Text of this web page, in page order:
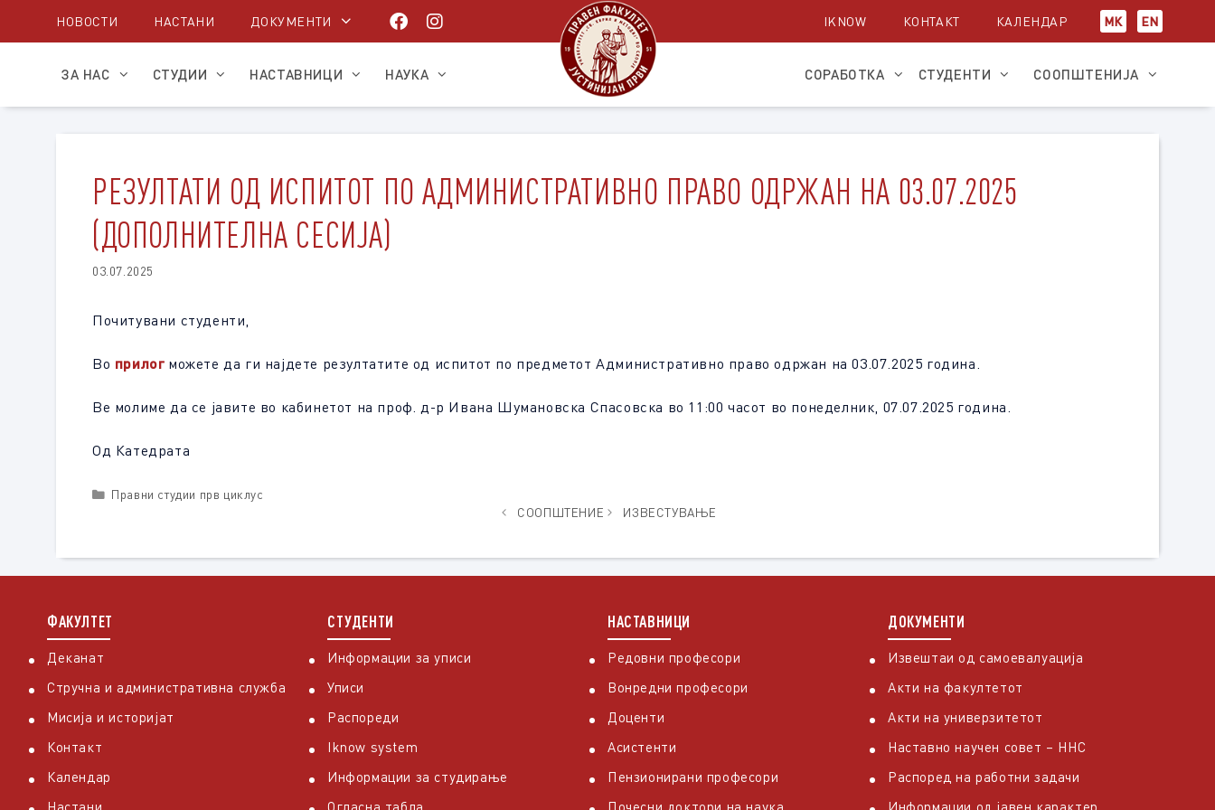
НОВОСТИ НАСТАНИ ДОКУМЕНТИ IKNOW КОНТАКТ КАЛЕНДАР МК EN
ЗА НАС СТУДИИ НАСТАВНИЦИ НАУКА СОРАБОТКА СТУДЕНТИ СООПШТЕНИЈА
РЕЗУЛТАТИ ОД ИСПИТОТ ПО АДМИНИСТРАТИВНО ПРАВО ОДРЖАН НА 03.07.2025
(ДОПОЛНИТЕЛНА СЕСИЈА)
03.07.2025
Почитувани студенти,
Во прилог можете да ги најдете резултатите од испитот по предметот Административно право одржан на 03.07.2025 година.
Ве молиме да се јавите во кабинетот на проф. д-р Ивана Шумановска Спасовска во 11:00 часот во понеделник, 07.07.2025 година.
Од Катедрата
Categories
Правни студии прв циклус
СООПШТЕНИЕ
ИЗВЕСТУВАЊЕ
ФАКУЛТЕТ
Деканат
Стручна и административна служба
Мисија и историјат
Контакт
Календар
СТУДЕНТИ
Информации за уписи
Уписи
Распореди
Iknow system
Информации за студирање
НАСТАВНИЦИ
Редовни професори
Вонредни професори
Доценти
Асистенти
Пензионирани професори
ДОКУМЕНТИ
Извештаи од самоевалуација
Акти на факултетот
Акти на универзитетот
Наставно научен совет – ННС
Распоред на работни задачи